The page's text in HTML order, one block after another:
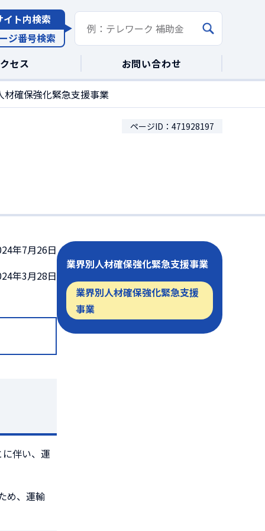
イト内検索
ジ番号検索
セス
お問い合わせ
材確保強化緊急支援事業
ページID：471928197
年7月26日
年3月28日
伴い、運
め、運輸
業界別人材確保強化緊急支援事業
業界別人材確保強化緊急支援
事業